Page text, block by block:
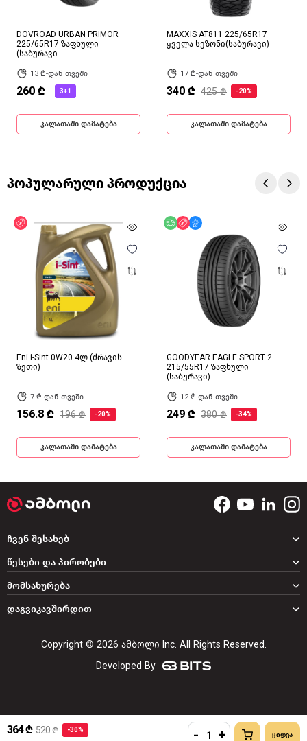
364 ₾ 520 ₾ -30% - +
DOVROAD URBAN PRIMOR
225/65R17 ზაფხული
(საბურავი
13 ₾-დან თვეში
260 ₾ 3+1
კალათაში დამატება
MAXXIS AT811 225/65R17
ყველა სეზონი(საბურავი)
17 ₾-დან თვეში
340 ₾ 425 ₾ -20%
კალათაში დამატება
პოპულარული პროდუქცია
ფასდაკლება
Eni i-Sint 0W20 4ლ (ძრავის
ზეთი)
7 ₾-დან თვეში
156.8 ₾ 196 ₾ -20%
კალათაში დამატება
უფასო მიწოდება
ფასდაკლება
GOODYEAR EAGLE SPORT 2
215/55R17 ზაფხული
(საბურავი)
12 ₾-დან თვეში
249 ₾ 380 ₾ -34%
კალათაში დამატება
დაგვიკავშირდით
ჩვენ შესახებ
წესები და პირობები
მომსახურება
Copyright © 2026 ამბოლი Inc. All Rights Reserved.
Developed By